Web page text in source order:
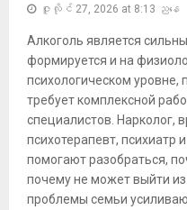
ဇူလိုင် 27, 2026 at 8:13 ညနေ
Алкоголь является
формируется и на
психологическом уровне,
требует комплексной
специалистов. Нарколог,
психотерапевт, психиатр
помогают разобраться,
почему не может выйти из
проблемы семьи